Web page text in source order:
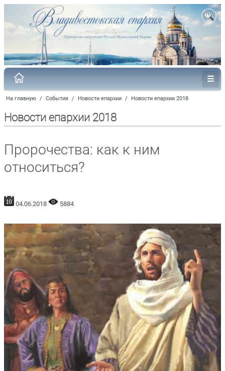
На главную / События / Новости епархии / Новости епархии 2018
Новости епархии 2018
Пророчества: как к ним
относиться?
04.06.2018 5884